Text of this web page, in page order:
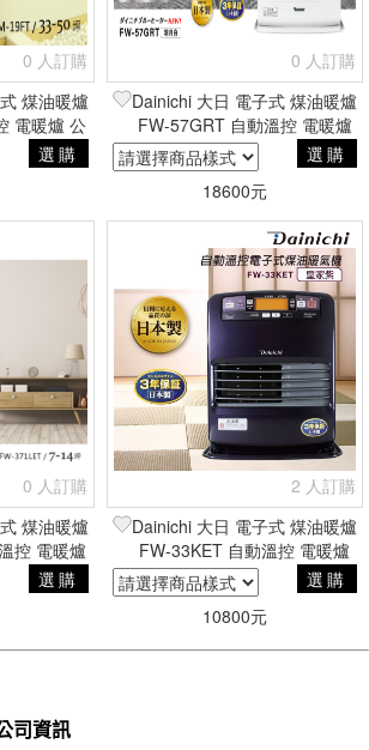
篩選
0 人訂購
煤油暖爐
電暖爐 公
選購
0 人訂購
Dainichi 大日 電子式 煤油暖爐
FW-57GRT 自動溫控 電暖爐
日本製 公司貨
選購
18600元
0 人訂購
煤油暖爐
控 電暖爐
選購
2 人訂購
Dainichi 大日 電子式 煤油暖爐
FW-33KET 自動溫控 電暖爐
日本製 公司貨
選購
10800元